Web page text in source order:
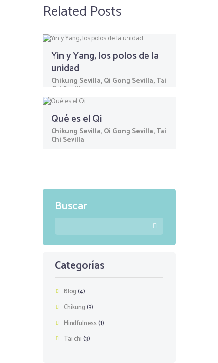
Related Posts
Yin y Yang, los polos de la
unidad
Chikung Sevilla,Qi Gong Sevilla,Tai
Chi Sevilla
Qué es el Qi
Chikung Sevilla,Qi Gong Sevilla,Tai
Chi Sevilla
Buscar
Categorías
Blog(4)
Chikung(3)
Mindfulness(1)
Tai chi(3)